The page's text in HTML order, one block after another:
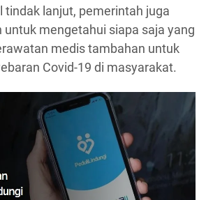
tindak lanjut, pemerintah juga
untuk mengetahui siapa saja yang
medis tambahan untuk
Covid-19 di masyarakat.